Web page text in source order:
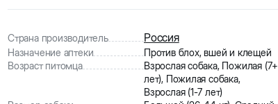
добавили в корзину
Страна производитель Россия
Назначение аптеки
Против блох, вшей и клещей
Возраст питомца
Взрослая собака, Пожилая (7+
лет), Пожилая собака,
Взрослая (1-7 лет)